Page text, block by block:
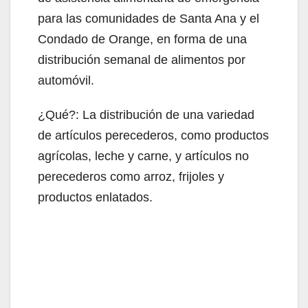
para las comunidades de Santa Ana y el
Condado de Orange, en forma de una
distribución semanal de alimentos por
automóvil.
¿Qué?: La distribución de una variedad
de artículos perecederos, como productos
agrícolas, leche y carne, y artículos no
perecederos como arroz, frijoles y
productos enlatados.